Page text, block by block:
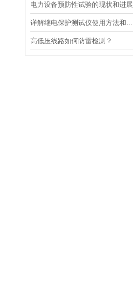
电力设备预防性试验的现状和进展
高低压线路如何防雷检测？